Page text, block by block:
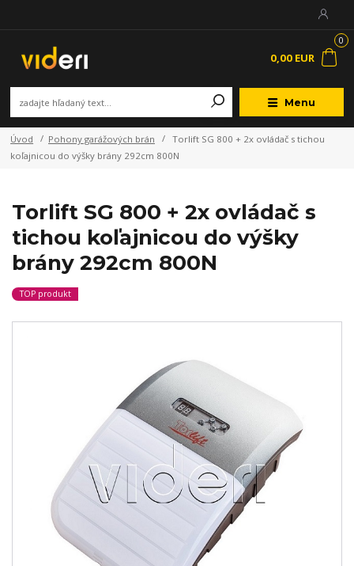
Menu
0
0,00 EUR
Úvod Pohony garážových brán
Torlift SG 800 + 2x ovládač s tichou
koľajnicou do výšky brány 292cm 800N
Torlift SG 800 + 2x ovládač s
tichou koľajnicou do výšky
brány 292cm 800N
TOP produkt